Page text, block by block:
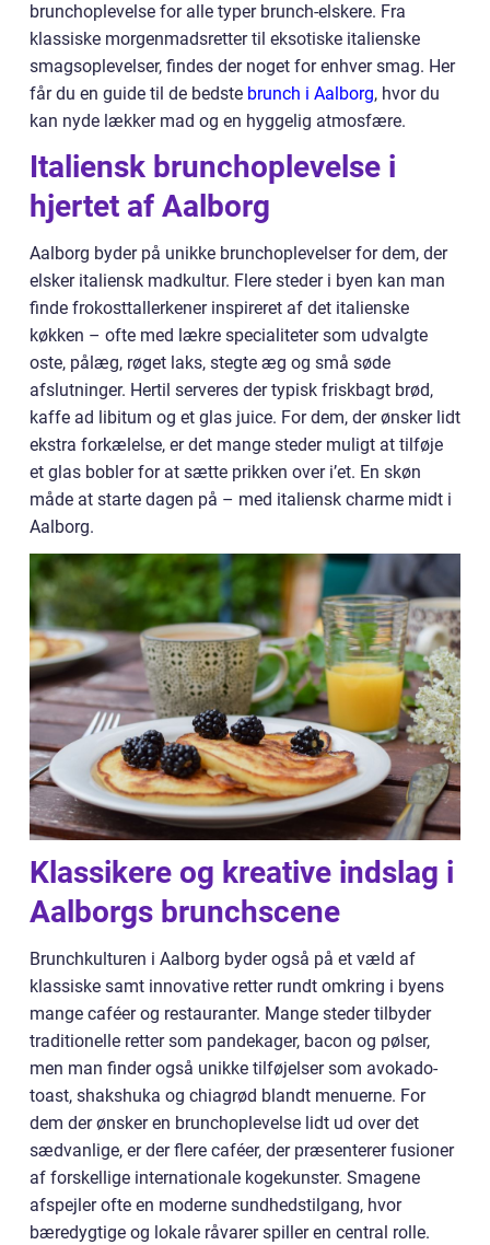
brunchoplevelse for alle typer brunch-elskere. Fra
klassiske morgenmadsretter til eksotiske italienske
smagsoplevelser, findes der noget for enhver smag. Her
får du en guide til de bedste brunch i Aalborg, hvor du
kan nyde lækker mad og en hyggelig atmosfære.
Italiensk brunchoplevelse i
hjertet af Aalborg
Aalborg byder på unikke brunchoplevelser for dem, der
elsker italiensk madkultur. Flere steder i byen kan man
finde frokosttallerkener inspireret af det italienske
køkken – ofte med lækre specialiteter som udvalgte
oste, pålæg, røget laks, stegte æg og små søde
afslutninger. Hertil serveres der typisk friskbagt brød,
kaffe ad libitum og et glas juice. For dem, der ønsker lidt
ekstra forkælelse, er det mange steder muligt at tilføje
et glas bobler for at sætte prikken over i’et. En skøn
måde at starte dagen på – med italiensk charme midt i
Aalborg.
Klassikere og kreative indslag i
Aalborgs brunchscene
Brunchkulturen i Aalborg byder også på et væld af
klassiske samt innovative retter rundt omkring i byens
mange caféer og restauranter. Mange steder tilbyder
traditionelle retter som pandekager, bacon og pølser,
men man finder også unikke tilføjelser som avokado-
toast, shakshuka og chiagrød blandt menuerne. For
dem der ønsker en brunchoplevelse lidt ud over det
sædvanlige, er der flere caféer, der præsenterer fusioner
af forskellige internationale kogekunster. Smagene
afspejler ofte en moderne sundhedstilgang, hvor
bæredygtige og lokale råvarer spiller en central rolle.